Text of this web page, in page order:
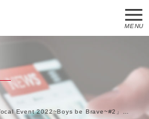
MENU
Event 2022~Boys be Brave~#2」当日券販売のお知らせ